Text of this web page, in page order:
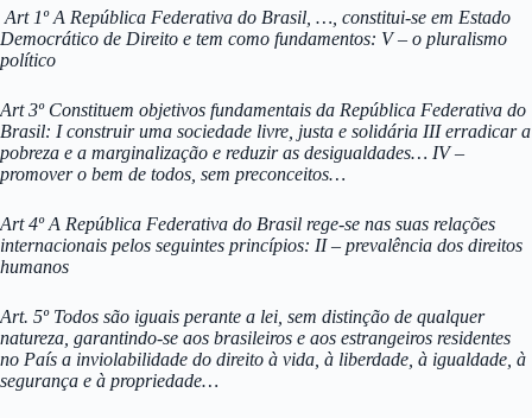
Art 1º A República Federativa do Brasil, …, constitui-se em Estado
Democrático de Direito e tem como fundamentos: V – o pluralismo
político
Art 3º Constituem objetivos fundamentais da República Federativa do
Brasil: I construir uma sociedade livre, justa e solidária III erradicar a
pobreza e a marginalização e reduzir as desigualdades… IV –
promover o bem de todos, sem preconceitos…
Art 4º A República Federativa do Brasil rege-se nas suas relações
internacionais pelos seguintes princípios: II – prevalência dos direitos
humanos
Art. 5º Todos são iguais perante a lei, sem distinção de qualquer
natureza, garantindo-se aos brasileiros e aos estrangeiros residentes
no País a inviolabilidade do direito à vida, à liberdade, à igualdade, à
segurança e à propriedade…